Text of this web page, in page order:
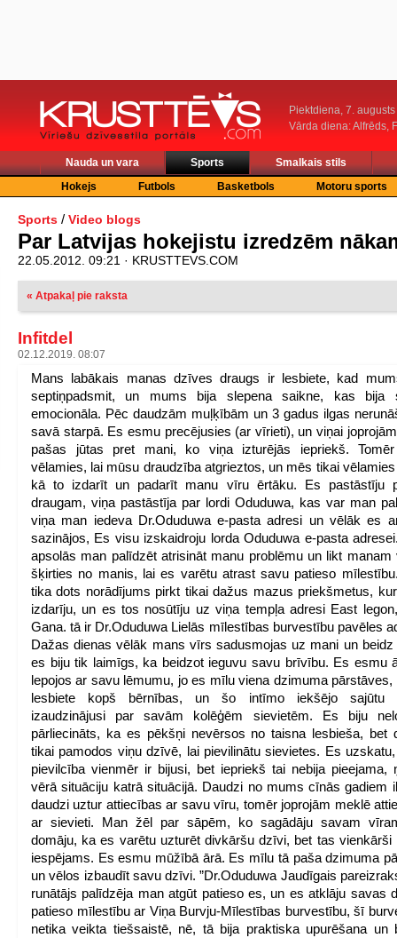
Piektdiena, 7. augusts
Vārda diena: Alfrēds,
Nauda un vara Sports
Smalkais stils
Hokejs
Futbols Basketbols Motoru sports
Sports / Video blogs
Par Latvijas hokejistu izredzēm
22.05.2012. 09:21 · KRUSTTEVS.COM
« Atpakaļ pie raksta
Infitdel
02.12.2019. 08:07
Mans labākais manas dzīves draugs ir lesbiete, kad
septiņpadsmit, un mums bija slepena saikne, kas bija
emocionāla. Pēc daudzām muļķībām un 3 gadus ilgas
savā starpā. Es esmu precējusies (ar vīrieti), un viņai
pašas jūtas pret mani, ko viņa izturējās iepriekš.
vēlamies, lai mūsu draudzība atgrieztos, un mēs tikai
kā to izdarīt un padarīt manu vīru ērtāku. Es pastāstīju
draugam, viņa pastāstīja par lordi Oduduwa, kas var man
viņa man iedeva Dr.Oduduwa e-pasta adresi un vēlāk es
sazinājos, Es visu izskaidroju lorda Oduduwa e-pasta
apsolās man palīdzēt atrisināt manu problēmu un likt manam
šķirties no manis, lai es varētu atrast savu patieso
tika dots norādījums pirkt tikai dažus mazus priekšmetus,
izdarīju, un es tos nosūtīju uz viņa tempļa adresi East
Gana. tā ir Dr.Oduduwa Lielās mīlestības burvestību pavēles
Dažas dienas vēlāk mans vīrs sadusmojas uz mani un beidz
es biju tik laimīgs, ka beidzot ieguvu savu brīvību. Es esmu
lepojos ar savu lēmumu, jo es mīlu viena dzimuma pārstāves,
lesbiete kopš bērnības, un šo intīmo iekšējo sajūtu
izaudzinājusi par savām kolēģēm sievietēm. Es biju
pārliecināts, ka es pēkšņi nevērsos no taisna lesbieša, bet
tikai pamodos viņu dzīvē, lai pievilinātu sievietes. Es
pievilcība vienmēr ir bijusi, bet iepriekš tai nebija pieejama,
vērā situāciju katrā situācijā. Daudzi no mums cīnās gadiem
daudzi uztur attiecības ar savu vīru, tomēr joprojām meklē
ar sievieti. Man žēl par sāpēm, ko sagādāju savam
domāju, ka es varētu uzturēt divkāršu dzīvi, bet tas vienkārši
iespējams. Es esmu mūžībā ārā. Es mīlu tā paša dzimuma
un vēlos izbaudīt savu dzīvi. ”Dr.Oduduwa Jaudīgais
runātājs palīdzēja man atgūt patieso es, un es atklāju savas
patieso mīlestību ar Viņa Burvju-Mīlestības burvestību, šī
netika veikta tiešsaistē, nē, tā bija praktiska upurēšana un